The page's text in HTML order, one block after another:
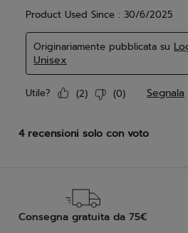
Consegna gratuita da 75€